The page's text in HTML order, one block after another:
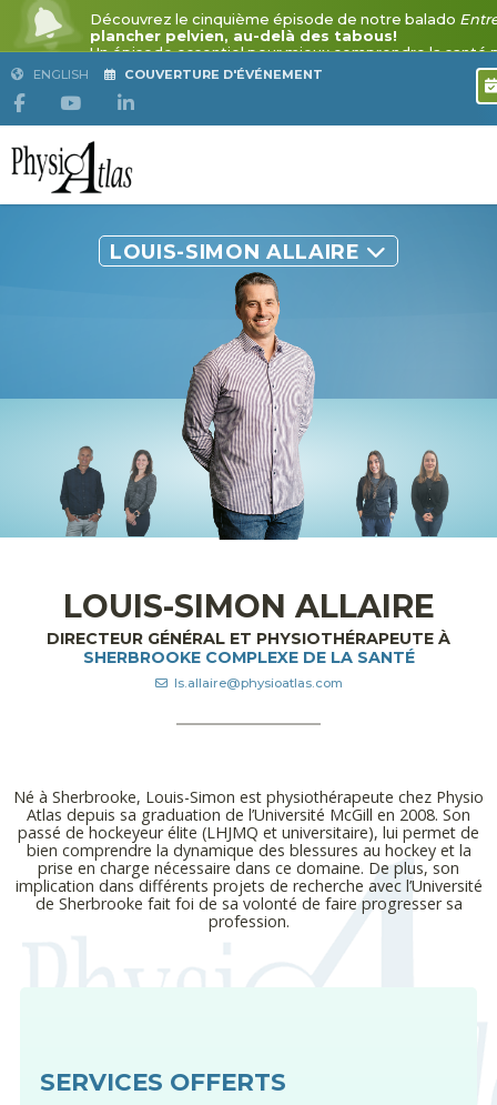
ENGLISH COUVERTURE D'ÉVÉNEMENT
LOUIS-SIMON ALLAIRE
LOUIS-SIMON ALLAIRE
DIRECTEUR GÉNÉRAL ET PHYSIOTHÉRAPEUTE À
SHERBROOKE COMPLEXE DE LA SANTÉ
ls.allaire@physioatlas.com
Né à Sherbrooke, Louis-Simon est physiothérapeute chez Physio
Atlas depuis sa graduation de l’Université McGill en 2008. Son
passé de hockeyeur élite (LHJMQ et universitaire), lui permet de
bien comprendre la dynamique des blessures au hockey et la
prise en charge nécessaire dans ce domaine. De plus, son
implication dans différents projets de recherche avec l’Université
de Sherbrooke fait foi de sa volonté de faire progresser sa
profession.
SERVICES OFFERTS